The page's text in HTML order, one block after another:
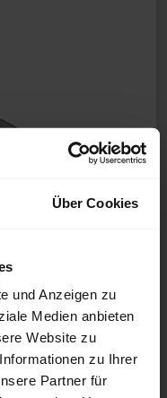
Über Cookies
und Anzeigen zu
Medien anbieten
Website zu
zu Ihrer
Partner für